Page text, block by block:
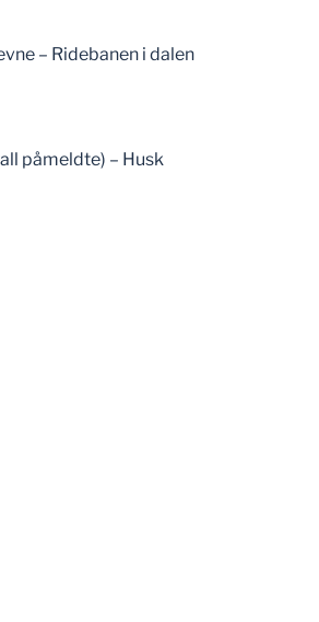
– Ridebanen i dalen
påmeldte) – Husk